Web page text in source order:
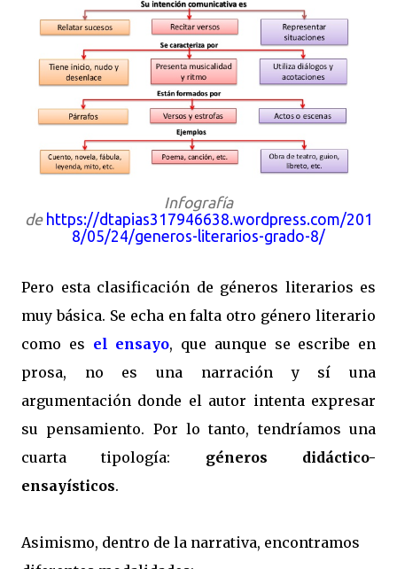
Infografía
de https://dtapias317946638.wordpress.com/201
8/05/24/generos-literarios-grado-8/
Pero esta clasificación de géneros literarios es
muy básica. Se echa en falta otro género literario
como es el ensayo, que aunque se escribe en
prosa, no es una narración y sí una
argumentación donde el autor intenta expresar
su pensamiento. Por lo tanto, tendríamos una
cuarta tipología: géneros didáctico-
ensayísticos.
Asimismo, dentro de la narrativa, encontramos